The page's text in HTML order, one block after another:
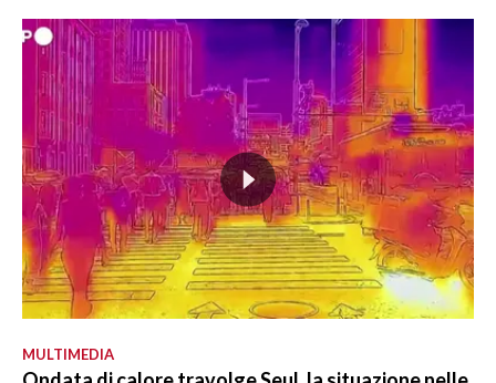
MULTIMEDIA